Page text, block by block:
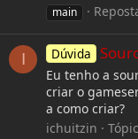
main
I Dúvida
Eu tenho a
criar o
a como criar?
ichuitzin